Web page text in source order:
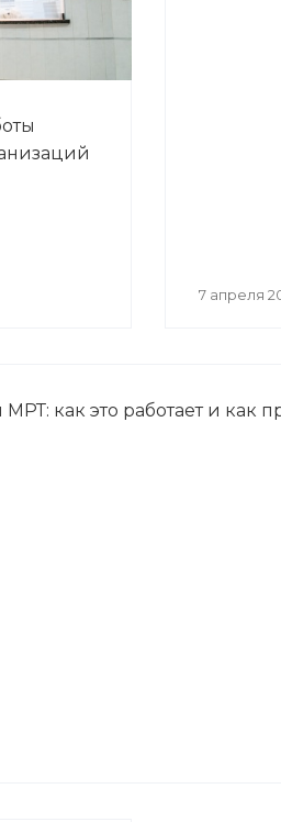
7 апреля
как это работает и как